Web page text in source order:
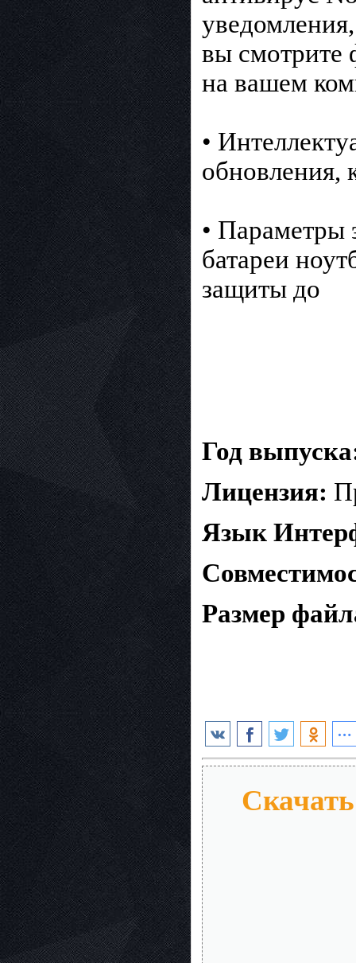
вы смотрите
на вашем
•
обновления,
• Параметры
батареи
защиты до
Год
Лицензия:
Язык
Размер